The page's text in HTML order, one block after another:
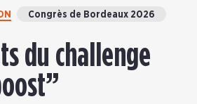
Congrès de Bordeaux 2026
du challenge